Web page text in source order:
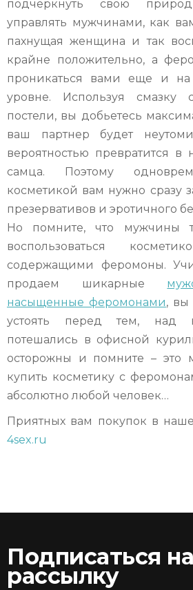
подчеркнуть свою
управлять мужчинами, как
пахнущая женщина и так
крайне положительно, а
проникаться вами еще и на
уровне. Используя
постели, вы добьетесь
ваш партнер будет
вероятностью превратится в
самца. Поэтому
косметикой вам нужно сразу
презервативов и эротичного
Но помните, что мужчины
воспользоваться
содержащими феромоны.
продаем шикарные
насыщенные феромонами, вы
устоять перед тем, над
потешались в офисной
осторожны и помните – это
купить косметику с
абсолютно любой человек…
Приятных вам покупок в
4sex.ru
Подписаться на
рассылку